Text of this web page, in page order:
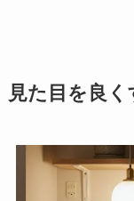
見た目を良